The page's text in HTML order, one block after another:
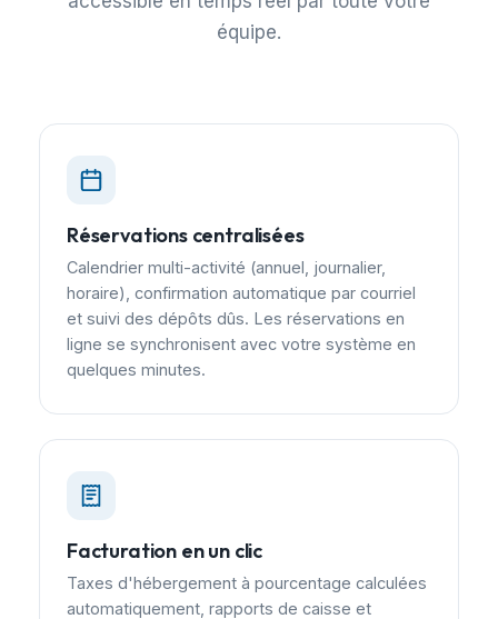
équipe.
Réservations centralisées
Calendrier multi-activité (annuel, journalier,
horaire), confirmation automatique par courriel
et suivi des dépôts dûs. Les réservations en
ligne se synchronisent avec votre système en
quelques minutes.
Facturation en un clic
Taxes d'hébergement à pourcentage calculées
automatiquement, rapports de caisse et